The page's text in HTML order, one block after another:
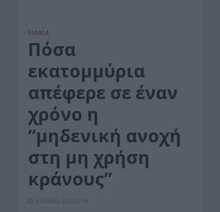
ΕΛΛΑΔΑ
Πόσα
εκατομμύρια
απέφερε σε έναν
χρόνο η
“μηδενική ανοχή
στη μη χρήση
κράνους”
4 Ιουλίου 2026 20:29